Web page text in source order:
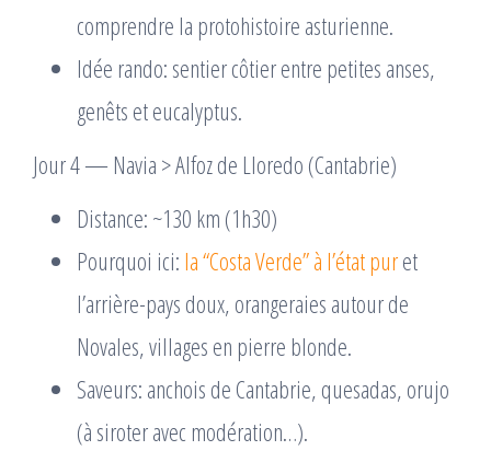
comprendre la protohistoire asturienne.
Idée rando: sentier côtier entre petites anses,
genêts et eucalyptus.
Jour 4 — Navia > Alfoz de Lloredo (Cantabrie)
Distance: ~130 km (1h30)
Pourquoi ici: la “Costa Verde” à l’état puret
l’arrière-pays doux, orangeraies autour de
Novales, villages en pierre blonde.
Saveurs: anchois de Cantabrie, quesadas, orujo
(à siroter avec modération…).